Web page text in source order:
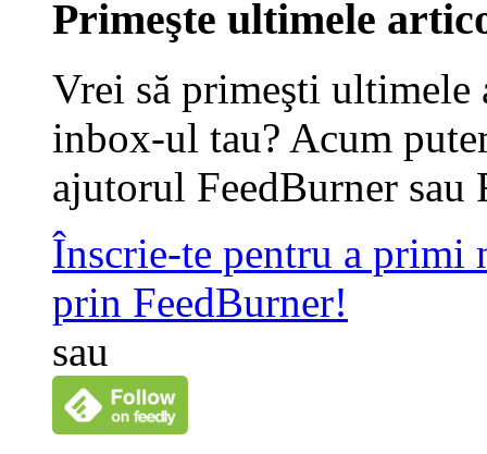
Primeşte ultimele
Vrei să primeşti
inbox-ul tau? Acum
ajutorul FeedBurner sau
Înscrie-te pentru a primi
prin FeedBurner!
sau